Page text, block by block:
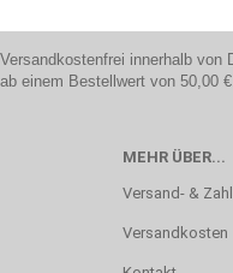
Versandkostenfrei innerhalb von
ab einem Bestellwert von 50,00
MEHR ÜBER...
Versand- &
Versandkosten